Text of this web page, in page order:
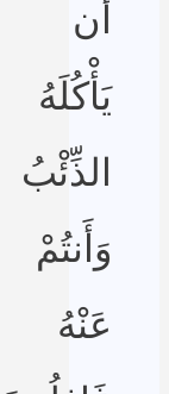
أَن
يَأْكُلَهُ
الذِّئْبُ
وَأَنتُمْ
عَنْهُ